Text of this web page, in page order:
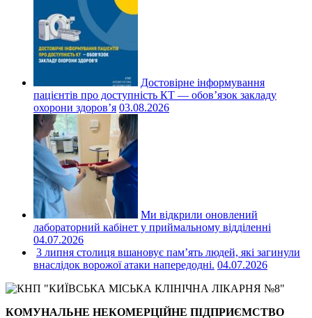
Достовірне інформування
пацієнтів про доступність КТ — обов’язок закладу
охорони здоров’я 03.08.2026
Ми відкрили оновлений
лабораторний кабінет у приймальному відділенні
04.07.2026
3 липня столиця вшановує пам’ять людей, які загинули
внаслідок ворожої атаки напередодні. 04.07.2026
КОМУНАЛЬНЕ НЕКОМЕРЦІЙНЕ ПІДПРИЄМСТВО